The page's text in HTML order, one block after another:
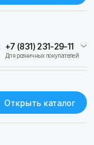
Открыть каталог
+7 (831) 231-29-11
Для розничных покупателей